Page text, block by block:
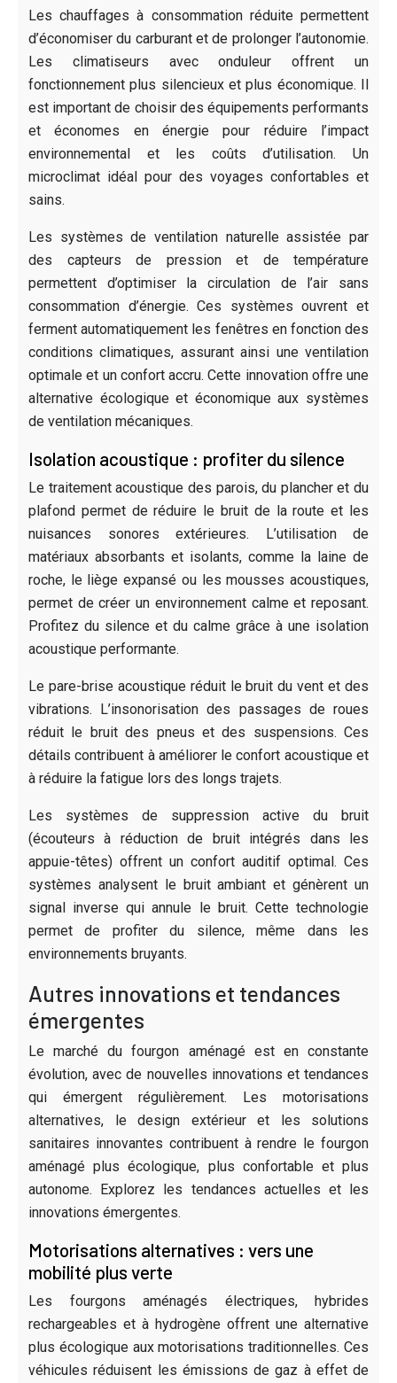
Les chauffages à consommation réduite permettent
d’économiser du carburant et de prolonger l’autonomie.
Les climatiseurs avec onduleur offrent un
fonctionnement plus silencieux et plus économique. Il
est important de choisir des équipements performants
et économes en énergie pour réduire l’impact
environnemental et les coûts d’utilisation. Un
microclimat idéal pour des voyages confortables et
sains.
Les systèmes de ventilation naturelle assistée par
des capteurs de pression et de température
permettent d’optimiser la circulation de l’air sans
consommation d’énergie. Ces systèmes ouvrent et
ferment automatiquement les fenêtres en fonction des
conditions climatiques, assurant ainsi une ventilation
optimale et un confort accru. Cette innovation offre une
alternative écologique et économique aux systèmes
de ventilation mécaniques.
Isolation acoustique : profiter du silence
Le traitement acoustique des parois, du plancher et du
plafond permet de réduire le bruit de la route et les
nuisances sonores extérieures. L’utilisation de
matériaux absorbants et isolants, comme la laine de
roche, le liège expansé ou les mousses acoustiques,
permet de créer un environnement calme et reposant.
Profitez du silence et du calme grâce à une isolation
acoustique performante.
Le pare-brise acoustique réduit le bruit du vent et des
vibrations. L’insonorisation des passages de roues
réduit le bruit des pneus et des suspensions. Ces
détails contribuent à améliorer le confort acoustique et
à réduire la fatigue lors des longs trajets.
Les systèmes de suppression active du bruit
(écouteurs à réduction de bruit intégrés dans les
appuie-têtes) offrent un confort auditif optimal. Ces
systèmes analysent le bruit ambiant et génèrent un
signal inverse qui annule le bruit. Cette technologie
permet de profiter du silence, même dans les
environnements bruyants.
Autres innovations et tendances
émergentes
Le marché du fourgon aménagé est en constante
évolution, avec de nouvelles innovations et tendances
qui émergent régulièrement. Les motorisations
alternatives, le design extérieur et les solutions
sanitaires innovantes contribuent à rendre le fourgon
aménagé plus écologique, plus confortable et plus
autonome. Explorez les tendances actuelles et les
innovations émergentes.
Motorisations alternatives : vers une
mobilité plus verte
Les fourgons aménagés électriques, hybrides
rechargeables et à hydrogène offrent une alternative
plus écologique aux motorisations traditionnelles. Ces
véhicules réduisent les émissions de gaz à effet de